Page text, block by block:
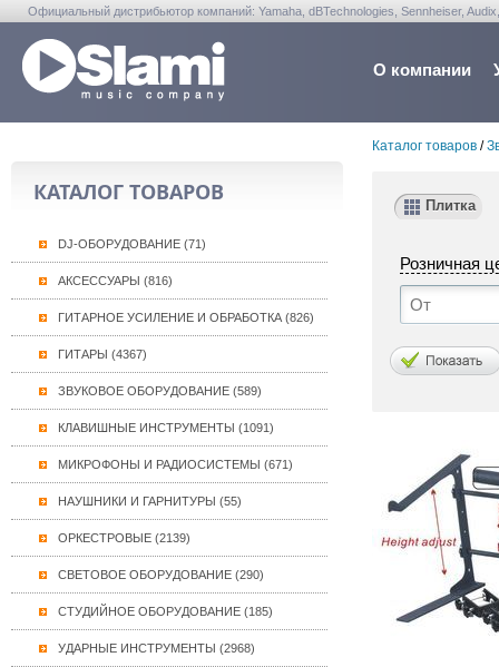
Официальный дистрибьютор компаний: Yamaha, dBTechnologies, Sennheiser,
О компании
КАТАЛОГ ТОВАРОВ
DJ-ОБОРУДОВАНИЕ (71)
АКСЕССУАРЫ (816)
ГИТАРНОЕ УСИЛЕНИЕ И ОБРАБОТКА (826)
ГИТАРЫ (4367)
ЗВУКОВОЕ ОБОРУДОВАНИЕ (589)
КЛАВИШНЫЕ ИНСТРУМЕНТЫ (1091)
МИКРОФОНЫ И РАДИОСИСТЕМЫ (671)
НАУШНИКИ И ГАРНИТУРЫ (55)
ОРКЕСТРОВЫЕ (2139)
СВЕТОВОЕ ОБОРУДОВАНИЕ (290)
СТУДИЙНОЕ ОБОРУДОВАНИЕ (185)
УДАРНЫЕ ИНСТРУМЕНТЫ (2968)
Каталог товаров/
Плитка
Розничная